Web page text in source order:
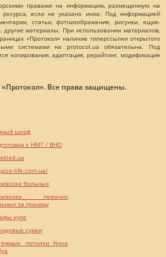
правами на информацию, размещенную на
если не указано иное. Под информацией
статьи, фотоизображения, рисунки, ящик-
другие материалы. При использовании материалов,
«Протокол» наличие гиперссылки открытого
системами на protocol.ua обязательна. Под
копирования, адаптация, рерайтинг, модификация
Все права защищены.
шкаф
к НМТ / ВНО
life.com.ua/
больных
лежачих
за границу
купе
сумки
потолки Nova